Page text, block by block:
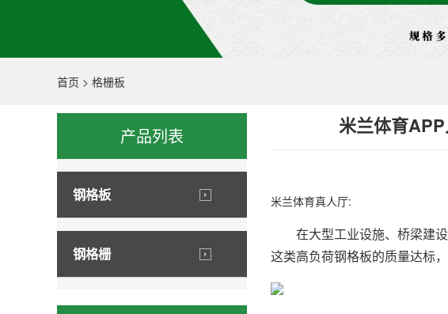
首页 > 格栅板
产品列表
钢格板
钢格栅
米兰体育
米兰体育真人厅:
在大型工业设施、桥梁建设
这类高负荷钢格板的质量达标